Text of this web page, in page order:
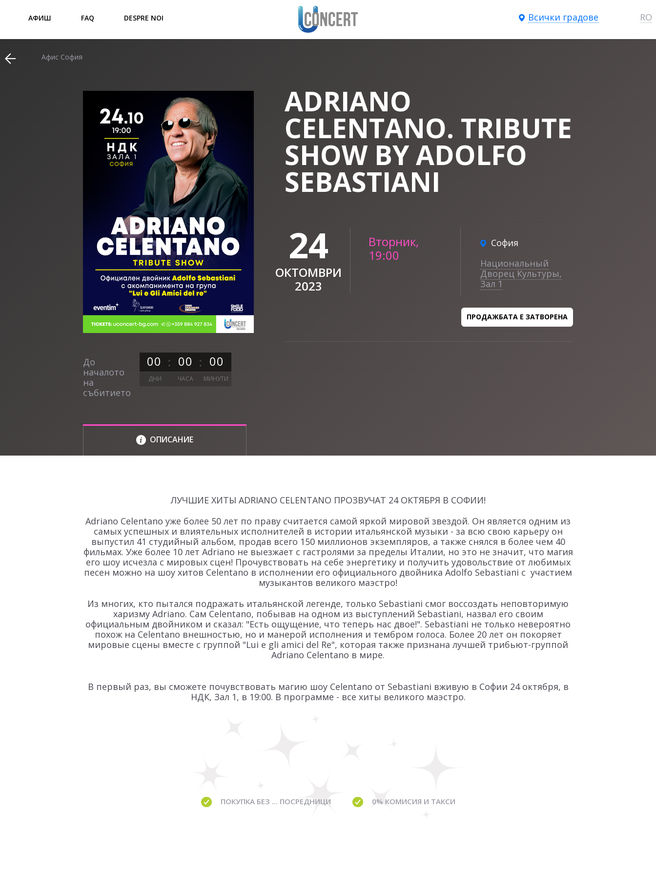
АФИШ FAQ DESPRE NOI Всички градове RO
Афис София
До
началото
на
събитието
00 00 00
ДНИ ЧАСА МИНУТИ
ADRIANO
CELENTANO. TRIBUTE
SHOW BY ADOLFO
SEBASTIANI
София
Национальный
Дворец Культуры,
Зал 1
24
ОКТОМВРИ
2023
Вторник,
19:00
ПРОДАЖБАТА Е ЗАТВОРЕНА
ОПИСАНИЕ
ЛУЧШИЕ ХИТЫ ADRIANO CELENTANO ПРОЗВУЧАТ 24 ОКТЯБРЯ В СОФИИ!
Adriano Celentano уже более 50 лет по праву считается самой яркой мировой звездой. Он является одним из
самых успешных и влиятельных исполнителей в истории итальянской музыки - за всю свою карьеру он
выпустил 41 студийный альбом, продав всего 150 миллионов экземпляров, а также снялся в более чем 40
фильмах. Уже более 10 лет Adriano не выезжает с гастролями за пределы Италии, но это не значит, что магия
его шоу исчезла с мировых сцен! Прочувствовать на себе энергетику и получить удовольствие от любимых
песен можно на шоу хитов Celentano в исполнении его официального двойника Adolfo Sebastiani с участием
музыкантов великого маэстро!
Из многих, кто пытался подражать итальянской легенде, только Sebastiani смог воссоздать неповторимую
харизму Adriano. Сам Celentano, побывав на одном из выступлений Sebastiani, назвал его своим
официальным двойником и сказал: "Есть ощущение, что теперь нас двое!". Sebastiani не только невероятно
похож на Celentano внешностью, но и манерой исполнения и тембром голоса. Более 20 лет он покоряет
мировые сцены вместе с группой "Lui e gli amici del Re", которая также признана лучшей трибьют-группой
Adriano Celentano в мире.
В первый раз, вы сможете почувствовать магию шоу Celentano от Sebastiani вживую в Софии 24 октября, в
НДК, Зал 1, в 19:00. В программе - все хиты великого маэстро.
ПОКУПКА БЕЗ ... ПОСРЕДНИЦИ 0% КОМИСИЯ И ТАКСИ